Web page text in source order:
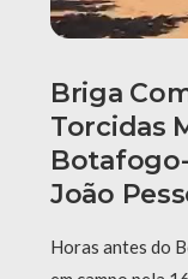
Briga
Torcidas
João
Horas antes do